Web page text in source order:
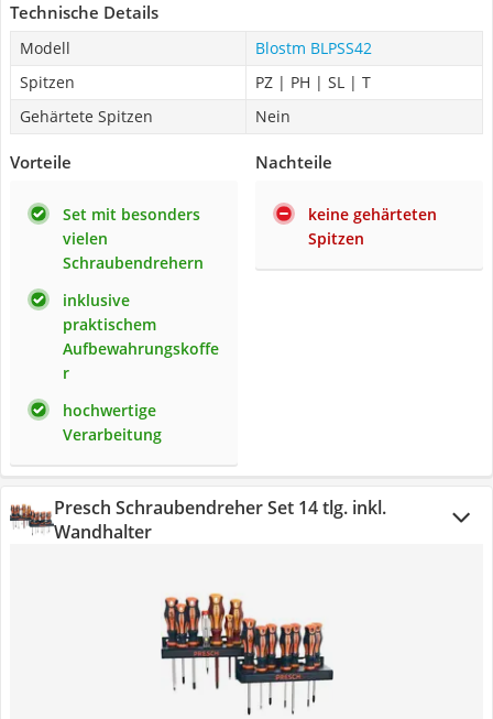
Technische Details
Modell
Blostm BLPSS42
Spitzen
PZ | PH | SL | T
Gehärtete Spitzen
Nein
Vorteile
Set mit besonders
vielen
Schraubendrehern
inklusive
praktischem
Aufbewahrungskoffe
r
hochwertige
Verarbeitung
Nachteile
keine gehärteten
Spitzen
Presch Schraubendreher Set 14 tlg. inkl.
Wandhalter